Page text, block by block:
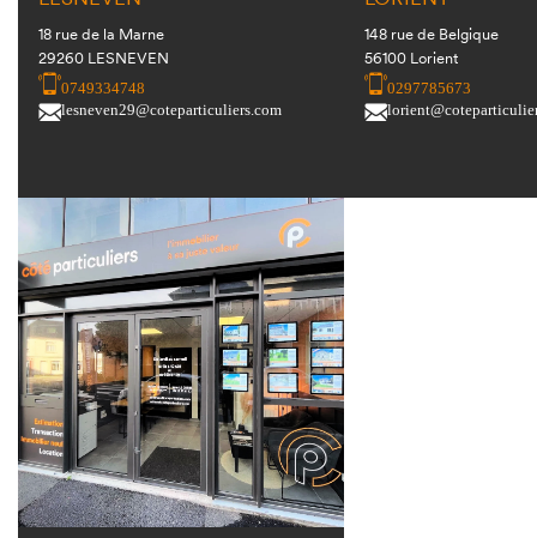
18 rue de la Marne
29260 LESNEVEN
0749334748
lesneven29@coteparticuliers.com
148 rue de Belgique
56100 Lorient
0297785673